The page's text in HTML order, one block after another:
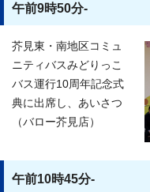
午前9時50分-
芥見東・南地区コミュ
ニティバスみどりっこ
バス運行10周年記念式
典に出席し、あいさつ
（バロー芥見店）
午前10時45分-